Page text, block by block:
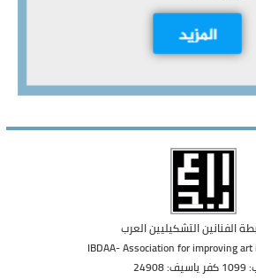
الفنانين التشكيليين العرب
IBDAA- Association for improving
24908